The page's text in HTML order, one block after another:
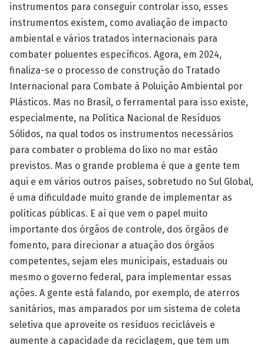
instrumentos para conseguir controlar isso, esses
instrumentos existem, como avaliação de impacto
ambiental e vários tratados internacionais para
combater poluentes específicos. Agora, em 2024,
finaliza-se o processo de construção do Tratado
Internacional para Combate à Poluição Ambiental por
Plásticos. Mas no Brasil, o ferramental para isso existe,
especialmente, na Política Nacional de Resíduos
Sólidos, na qual todos os instrumentos necessários
para combater o problema do lixo no mar estão
previstos. Mas o grande problema é que a gente tem
aqui e em vários outros países, sobretudo no Sul Global,
é uma dificuldade muito grande de implementar as
políticas públicas. E aí que vem o papel muito
importante dos órgãos de controle, dos órgãos de
fomento, para direcionar a atuação dos órgãos
competentes, sejam eles municipais, estaduais ou
mesmo o governo federal, para implementar essas
ações. A gente está falando, por exemplo, de aterros
sanitários, mas amparados por um sistema de coleta
seletiva que aproveite os resíduos recicláveis e
aumente a capacidade da reciclagem, que tem um